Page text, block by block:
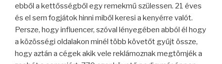
ebből a kettősségből egy remekmű szülessen. 21 éves
és el sem fogjátok hinni miből keresi a kenyérre valót.
Persze, hogy influencer, szóval lényegében abból él hogy
a közösségi oldalakon minél több követőt gyűjt össze,
hogy aztán a cégek akik vele reklámoznak megtömjék a